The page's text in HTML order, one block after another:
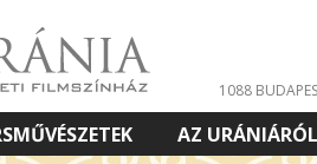
1088
AZ URÁNIÁRÓL